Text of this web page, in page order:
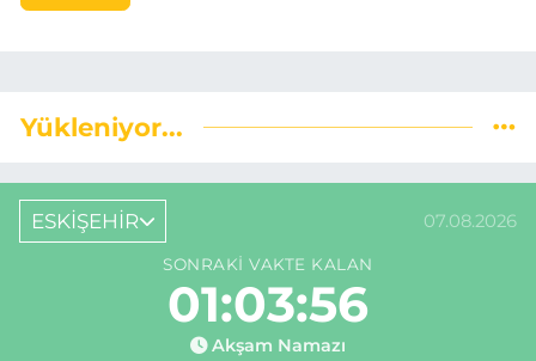
Yükleniyor...
ESKİŞEHİR 07.08.2026
SONRAKI VAKTE KALAN
01:03:55
Akşam Namazı